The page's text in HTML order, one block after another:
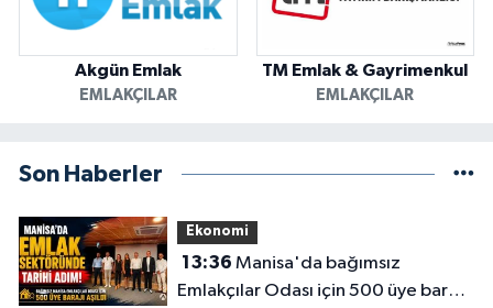
Akgün Emlak
EMLAKÇILAR
TM Emlak & Gayrimenkul
EMLAKÇILAR
Son Haberler
Ekonomi
13:36
Emlakçılar Odası için 500 üye barajı